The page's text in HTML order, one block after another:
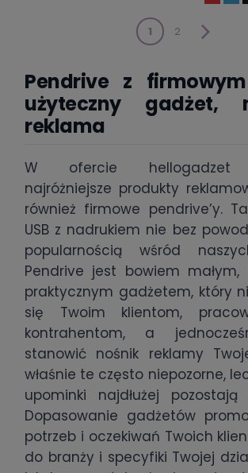
1 2
Pendrive z
użyteczny gadżet,
reklama
W ofercie hellogadzet
najróżniejsze produkty
również firmowe pendrive’y.
USB z nadrukiem nie bez
popularnością wśród
Pendrive jest bowiem małym,
praktycznym gadżetem, który
się Twoim klientom,
kontrahentom, a
stanowić nośnik reklamy
właśnie te często niepozorne,
upominki najdłużej
Dopasowanie gadżetów
potrzeb i oczekiwań Twoich
do branży i specyfiki Twojej